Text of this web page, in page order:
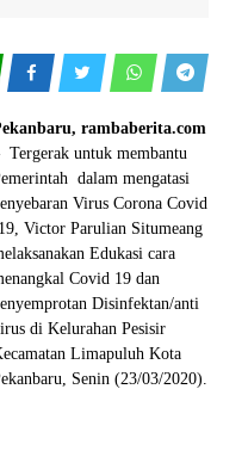
rambaberita.com
Tergerak untuk membantu
dalam mengatasi
Virus Corona Covid
Victor Parulian Situmeang
Edukasi cara
Covid 19 dan
Disinfektan/anti
di Kelurahan Pesisir
Limapuluh Kota
Senin (23/03/2020).